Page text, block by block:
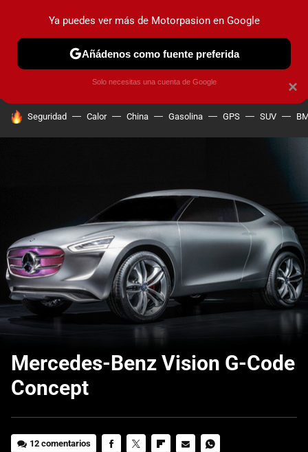
PRUEBAS COCHES ELÉCTRICOS OBSERVATORIO
HOY SE HABLA DE
Seguridad Calor China Gasolina GPS SUV
Mercedes-Benz Vision G-Code
Concept
12 comentarios
×
Ya puedes ver más de Motorpasion en Google
Añádenos como fuente preferida
Solo necesitas una cuenta de Google